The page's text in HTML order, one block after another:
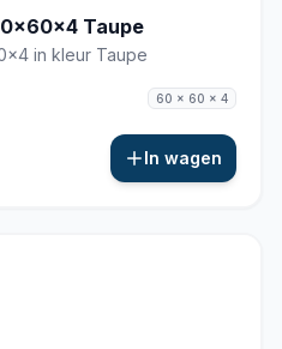
Taupe
in kleur Taupe
60 x 60 x 4
In wagen